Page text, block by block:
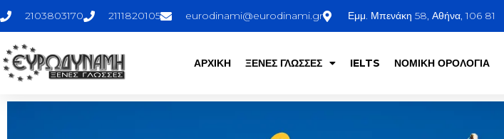
2103803170 2111820105 eurodinami@eurodinami.gr Εμμ. Μπενάκη 58, Αθήνα, 106 81
ΑΡΧΙΚΗ ΞΕΝΕΣ ΓΛΩΣΣΕΣ IELTS ΝΟΜΙΚΗ ΟΡΟΛΟΓΙΑ